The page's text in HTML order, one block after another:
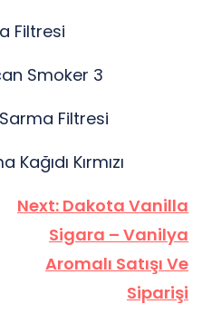
Filtresi
Smoker 3
Filtresi
Kırmızı
Next: Dakota Vanilla
Sigara – Vanilya
Aromalı Satışı Ve
Siparişi